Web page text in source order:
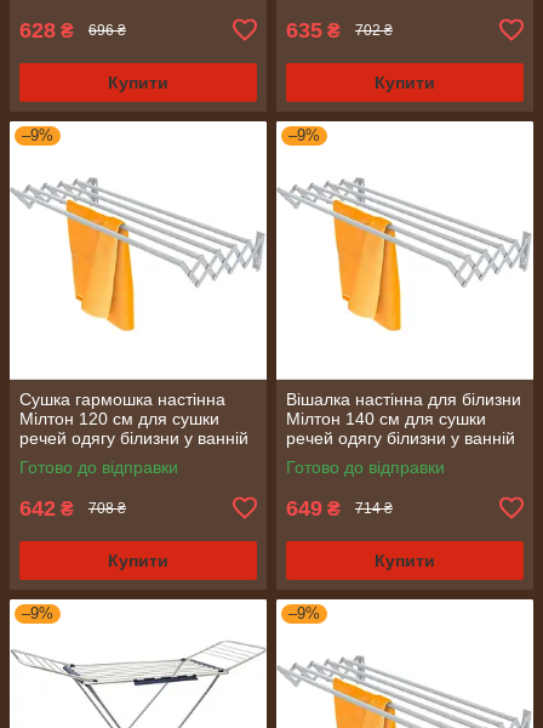
628 ₴ 696 ₴
Купити
635 ₴ 702 ₴
Купити
–9%
Сушка гармошка настінна
Мілтон 120 см для сушки
речей одягу білизни у ванній
кімнаті на балконі після
прання
Готово до відправки
642 ₴ 708 ₴
Купити
–9%
Вішалка настінна для білизни
Мілтон 140 см для сушки
речей одягу білизни у ванній
на балконі після прання
Готово до відправки
649 ₴ 714 ₴
Купити
–9% –9%